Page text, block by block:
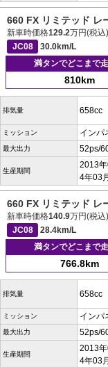
660 FX リミテッド レ
新車時価格129.2万円(税込)
JC08
30.0km/L
満タンでどこまで
810km
排気量 658cc
ミッション インパ
最大出力 52ps/
生産期間
2013
4年03月
660 FX リミテッド レ
新車時価格140.9万円(税込)
JC08
28.4km/L
満タンでどこまで
766.8km
排気量 658cc
ミッション インパ
最大出力 52ps/
生産期間
2013
4年03月